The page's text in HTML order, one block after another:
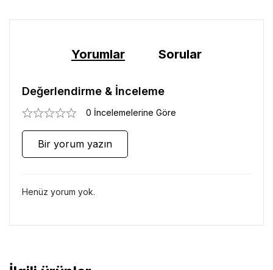
Yorumlar Sorular
Değerlendirme & İnceleme
0 İncelemelerine Göre
Bir yorum yazın
Henüz yorum yok.